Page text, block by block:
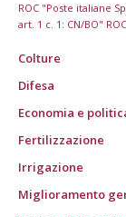
ROC "Poste italiane
art. 1 c. 1: CN/BO"
Colture
Difesa
Economia e
Fertilizzazione
Irrigazione
Miglioramento